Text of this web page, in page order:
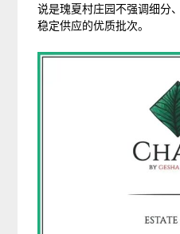
说是瑰夏村庄园不强调细分
稳定供应的优质批次。